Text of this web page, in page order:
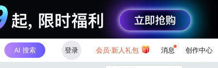
AI 搜索 登录 会员·新人礼包 消息 创作中心